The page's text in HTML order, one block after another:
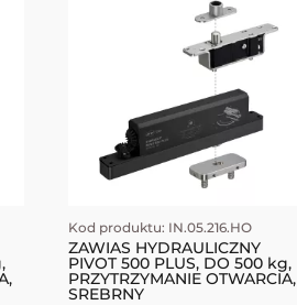
Kod produktu: IN.05.216.HO
ZAWIAS HYDRAULICZNY
PIVOT 500 PLUS, DO 500 kg,
PRZYTRZYMANIE OTWARCIA,
SREBRNY